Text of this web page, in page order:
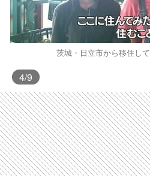
茨城・日立市から移住し
4/9